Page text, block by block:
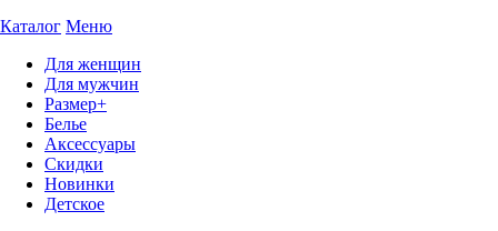
Каталог Меню
Для женщин
Для мужчин
Размер+
Белье
Аксессуары
Скидки
Новинки
Детское